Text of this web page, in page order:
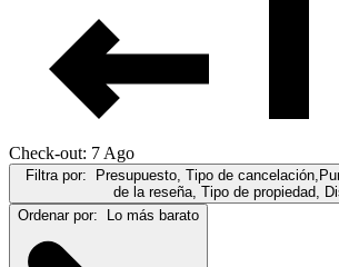
Check-out: 7 Ago
Filtra por:
Presupuesto, Tipo de
de la reseña, Tipo de propiedad,
Ordenar por:
Lo más barato